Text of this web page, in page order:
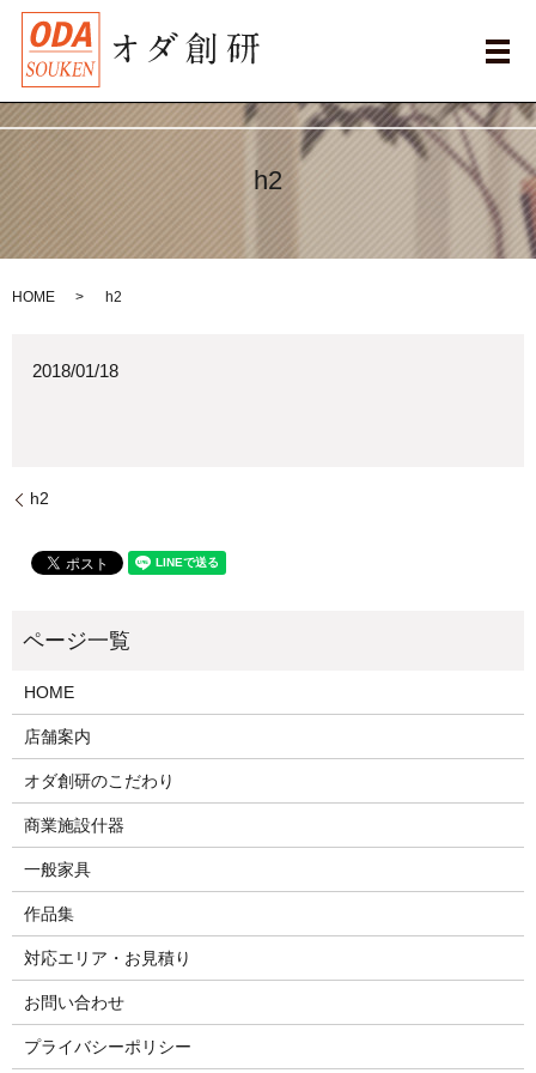
メ
h2
HOME h2
2018/01/18
h2
HOME
店舗案内
オダ創研のこだわり
商業施設什器
一般家具
作品集
対応エリア・お見積り
お問い合わせ
プライバシーポリシー